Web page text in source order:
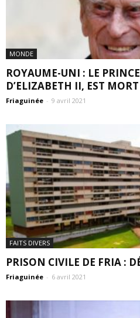
MONDE
ROYAUME-UNI : LE
D’ELIZABETH II, EST MORT
Friaguinée - 9 avril 2021
FAITS DIVERS
PRISON CIVILE DE FRIA :
Friaguinée - 6 avril 2021